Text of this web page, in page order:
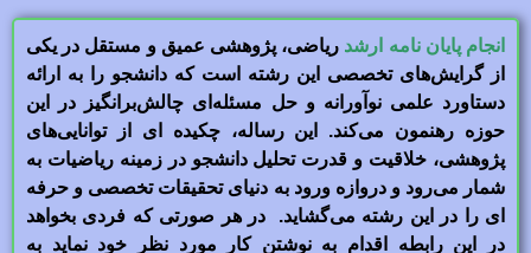
انجام پایان نامه ارشد ریاضی، پژوهشی عمیق و مستقل در یکی
از گرایش‌های تخصصی این رشته است که دانشجو را به ارائه
دستاورد علمی نوآورانه و حل مسئله‌ای چالش‌برانگیز در این
حوزه رهنمون می‌کند. این رساله، چکیده ای از توانایی‌های
پژوهشی، خلاقیت و قدرت تحلیل دانشجو در زمینه ریاضیات به
شمار می‌رود و دروازه ورود به دنیای تحقیقات تخصصی و حرفه
ای را در این رشته می‌گشاید. در هر صورتی که فردی بخواهد
در این رابطه اقدام به نوشتن کار مورد نظر خود نماید به